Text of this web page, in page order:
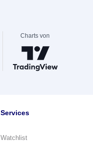
Charts von
Services
Watchlist